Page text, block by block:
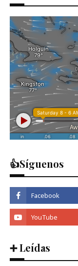
👍Síguenos
➕ Leídas